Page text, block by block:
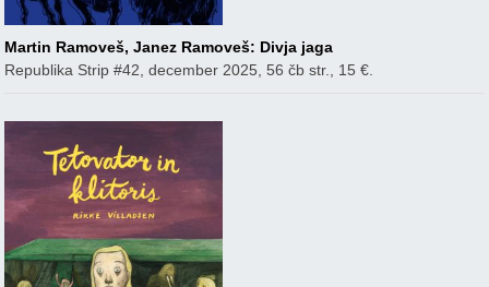
Martin Ramoveš, Janez Ramoveš: Divja jaga
Republika Strip #42, december 2025, 56 čb str., 15 €.